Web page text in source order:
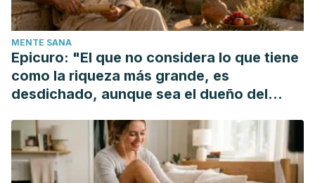
Syst Rev, 2018.
MENTE SANA
Epicuro: "El que no considera lo que tiene
como la riqueza más grande, es
desdichado, aunque sea el dueño del